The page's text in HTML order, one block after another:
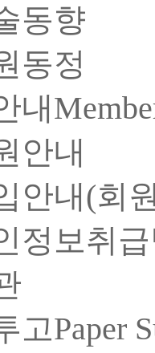
동향
동정
내
안내
안내(회
정보취급
고Paper